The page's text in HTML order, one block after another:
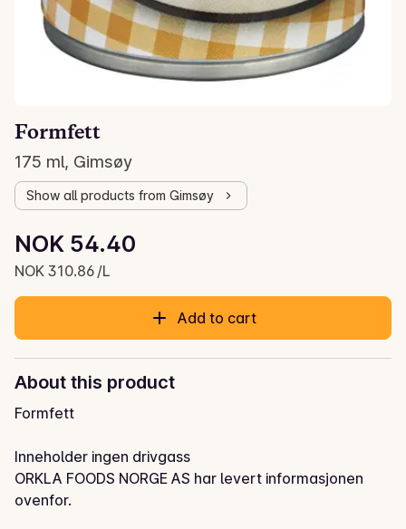
Formfett
175 ml, Gimsøy
Show all products from Gimsøy
Current price is: NOK 54.40
NOK 54.40
NOK 310.86 /L
Unit price: NOK 310.86 /L
Add to cart
About this product
Formfett
Inneholder ingen drivgass
ORKLA FOODS NORGE AS har levert informasjonen
ovenfor.